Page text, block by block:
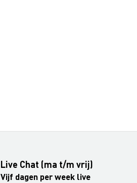
Live Chat (ma t/m vrij)
Vijf dagen per week live